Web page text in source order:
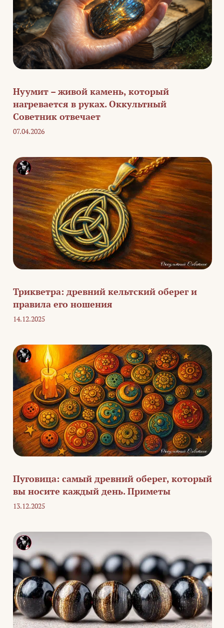
Нуумит – живой камень, который
нагревается в руках. Оккультный
Советник отвечает
07.04.2026
Трикветра: древний кельтский оберег и
правила его ношения
14.12.2025
Пуговица: самый древний оберег, который
вы носите каждый день. Приметы
13.12.2025